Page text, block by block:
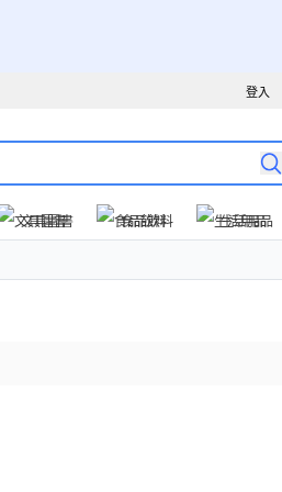
登入
文具圖書
食品飲料 生活用品